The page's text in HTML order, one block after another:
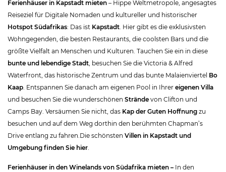
Ferienhäuser in Kapstadt mieten – Hippe Weltmetropole, angesagtes
Reiseziel für Digitale Nomaden und kultureller und historischer
Hotspot Südafrikas: Das ist Kapstadt. Hier gibt es die exklusivsten
Wohngegenden, die besten Restaurants, die coolsten Bars und die
größte Vielfalt an Menschen und Kulturen. Tauchen Sie ein in diese
bunte und lebendige Stadt, besuchen Sie die Victoria & Alfred
Waterfront, das historische Zentrum und das bunte Malaienviertel Bo
Kaap. Entspannen Sie danach am eigenen Pool in Ihrer eigenen Villa
und besuchen Sie die wunderschönen Strände von Clifton und
Camps Bay. Versäumen Sie nicht, das Kap der Guten Hoffnung zu
besuchen und auf dem Weg dorthin den berühmten Chapman’s
Drive entlang zu fahren.Die schönsten Villen in Kapstadt und
Umgebung finden Sie hier.
Ferienhäuser in den Winelands von Südafrika mieten – In den